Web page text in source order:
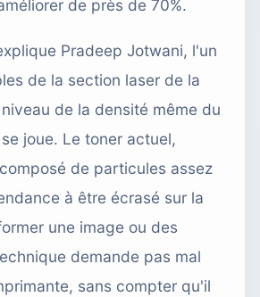
de près de 70%.
Pradeep Jotwani, l'un
de la section laser de la
de la densité même du
joue. Le toner actuel,
de particules assez
à être écrasé sur la
une image ou des
demande pas mal
sans compter qu'il